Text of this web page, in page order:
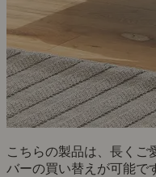
こちらの製品は、長くご
バーの買い替えが可能で